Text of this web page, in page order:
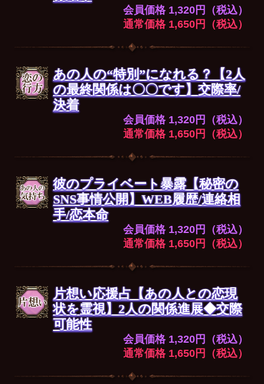
会員価格 1,320円（税込）
通常価格 1,650円（税込）
あの人の“特別”になれる？【2人
の最終関係は〇〇です】交際率/
決着
会員価格 1,320円（税込）
通常価格 1,650円（税込）
彼のプライベート暴露【秘密の
SNS事情公開】WEB履歴/連絡相
手/恋本命
会員価格 1,320円（税込）
通常価格 1,650円（税込）
片想い応援占【あの人との恋現
状を霊視】2人の関係進展◆交際
可能性
会員価格 1,320円（税込）
通常価格 1,650円（税込）